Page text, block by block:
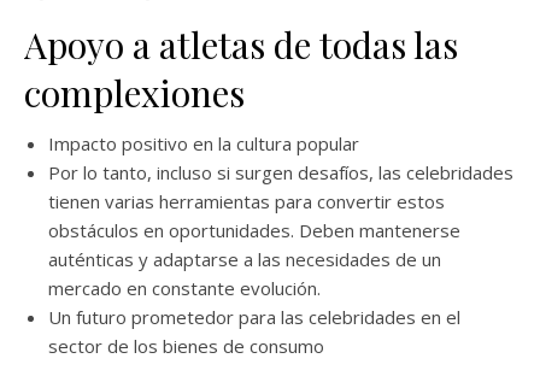
Apoyo a atletas de todas las
complexiones
Impacto positivo en la cultura popular
Por lo tanto, incluso si surgen desafíos, las celebridades
tienen varias herramientas para convertir estos
obstáculos en oportunidades. Deben mantenerse
auténticas y adaptarse a las necesidades de un
mercado en constante evolución.
Un futuro prometedor para las celebridades en el
sector de los bienes de consumo